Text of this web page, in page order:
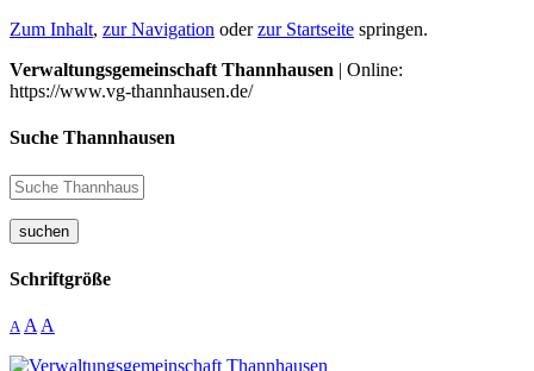
Zum Inhalt, zur Navigation oderzur Startseite springen.
Verwaltungsgemeinschaft Thannhausen | Online:
https://www.vg-thannhausen.de/
Suche Thannhausen
suchen
Schriftgröße
A A A